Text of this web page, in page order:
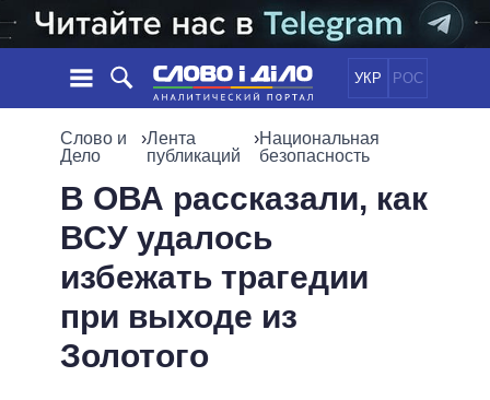
УКР РОС
НОВОСТИ
ЛЕНТА
СТАТЬИ
МНЕНИЯ
ОБЗОРЫ
ДАЙДЖЕСТЫ
ЭКОНОМИКА
ОБЩЕСТВО
МИР
ПОЛИТИКИ
ВСЕ ПОЛИТИКИ
ПРЕЗИДЕНТ И ОФИС
ВЕРХОВНАЯ РАДА
ИНФОГРАФИКА
ВИДЕО
Слово и
Дело
›Лента
публикаций
›Национальная
безопасность
В ОВА рассказали, как
ВСУ удалось
избежать трагедии
при выходе из
Золотого